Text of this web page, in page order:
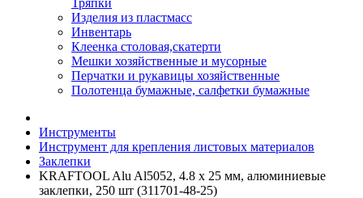
Тряпки
Изделия из пластмасс
Инвентарь
Клеенка столовая,скатерти
Мешки хозяйственные и мусорные
Перчатки и рукавицы хозяйственные
Полотенца бумажные, салфетки бумажные
Инструменты
Инструмент для крепления листовых материалов
Заклепки
KRAFTOOL Alu Al5052, 4.8 х 25 мм, алюминиевые
заклепки, 250 шт (311701-48-25)